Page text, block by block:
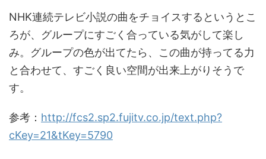
NHK連続テレビ小説の曲をチョイスするというとこ
ろが、グループにすごく合っている気がして楽し
み。グループの色が出てたら、この曲が持ってる力
と合わせて、すごく良い空間が出来上がりそうで
す。
参考： http://fcs2.sp2.fujitv.co.jp/text.php?
cKey=21&tKey=5790